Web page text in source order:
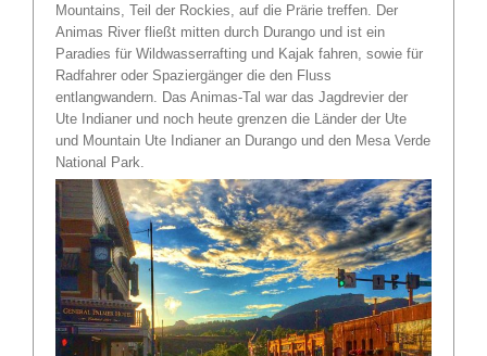
Mountains, Teil der Rockies, auf die Prärie treffen. Der
Animas River fließt mitten durch Durango und ist ein
Paradies für Wildwasserrafting und Kajak fahren, sowie für
Radfahrer oder Spaziergänger die den Fluss
entlangwandern. Das Animas-Tal war das Jagdrevier der
Ute Indianer und noch heute grenzen die Länder der Ute
und Mountain Ute Indianer an Durango und den Mesa Verde
National Park.